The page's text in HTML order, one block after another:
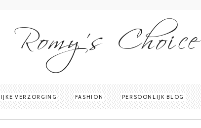
Romy's Choice
VERZORGING FASHION PERSOONLIJK BLOG